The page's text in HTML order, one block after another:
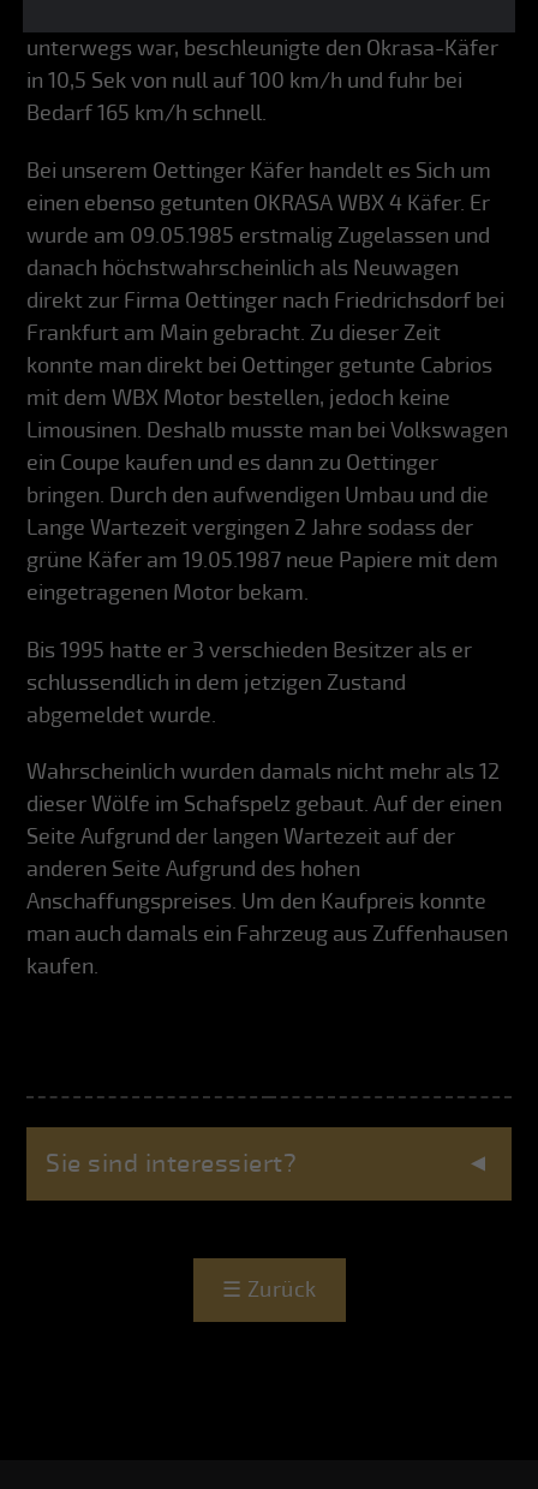
unterwegs war, beschleunigte den Okrasa-Käfer
in 10,5 Sek von null auf 100 km/h und fuhr bei
Bedarf 165 km/h schnell.
Bei unserem Oettinger Käfer handelt es Sich um
einen ebenso getunten OKRASA WBX 4 Käfer. Er
wurde am 09.05.1985 erstmalig Zugelassen und
danach höchstwahrscheinlich als Neuwagen
direkt zur Firma Oettinger nach Friedrichsdorf bei
Frankfurt am Main gebracht. Zu dieser Zeit
konnte man direkt bei Oettinger getunte Cabrios
mit dem WBX Motor bestellen, jedoch keine
Limousinen. Deshalb musste man bei Volkswagen
ein Coupe kaufen und es dann zu Oettinger
bringen. Durch den aufwendigen Umbau und die
Lange Wartezeit vergingen 2 Jahre sodass der
grüne Käfer am 19.05.1987 neue Papiere mit dem
eingetragenen Motor bekam.
Bis 1995 hatte er 3 verschieden Besitzer als er
schlussendlich in dem jetzigen Zustand
abgemeldet wurde.
Wahrscheinlich wurden damals nicht mehr als 12
dieser Wölfe im Schafspelz gebaut. Auf der einen
Seite Aufgrund der langen Wartezeit auf der
anderen Seite Aufgrund des hohen
Anschaffungspreises. Um den Kaufpreis konnte
man auch damals ein Fahrzeug aus Zuffenhausen
kaufen.
Sie sind interessiert?
☰ Zurück